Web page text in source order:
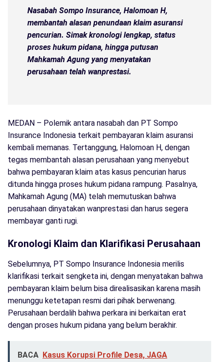
Nasabah Sompo Insurance, Halomoan H,
membantah alasan penundaan klaim asuransi
pencurian. Simak kronologi lengkap, status
proses hukum pidana, hingga putusan
Mahkamah Agung yang menyatakan
perusahaan telah wanprestasi.
MEDAN – Polemik antara nasabah dan PT Sompo
Insurance Indonesia terkait pembayaran klaim asuransi
kembali memanas. Tertanggung, Halomoan H, dengan
tegas membantah alasan perusahaan yang menyebut
bahwa pembayaran klaim atas kasus pencurian harus
ditunda hingga proses hukum pidana rampung. Pasalnya,
Mahkamah Agung (MA) telah memutuskan bahwa
perusahaan dinyatakan wanprestasi dan harus segera
membayar ganti rugi.
Kronologi Klaim dan Klarifikasi Perusahaan
Sebelumnya, PT Sompo Insurance Indonesia merilis
klarifikasi terkait sengketa ini, dengan menyatakan bahwa
pembayaran klaim belum bisa direalisasikan karena masih
menunggu ketetapan resmi dari pihak berwenang.
Perusahaan berdalih bahwa perkara ini berkaitan erat
dengan proses hukum pidana yang belum berakhir.
BACA Kasus Korupsi Profile Desa, JAGA